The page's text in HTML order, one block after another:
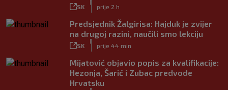
SK prije 2 h
Predsjednik Žalgirisa: Hajduk je zvijer
na drugoj razini, naučili smo lekciju
SK prije 44 min
Mijatović objavio popis za kvalifikacije:
Hezonja, Šarić i Zubac predvode
Hrvatsku